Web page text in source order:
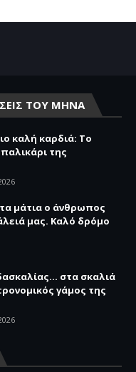
ΤΟΥ ΜΗΝΑ
καλή καρδιά: Το
της
μάτια ο άνθρωπος
μας. Καλό δρόμο
στα σκαλιά
γάμος της